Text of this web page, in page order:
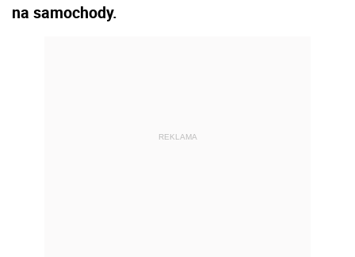
na samochody.
REKLAMA